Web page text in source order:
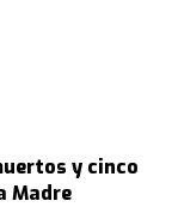
y cinco
Madre